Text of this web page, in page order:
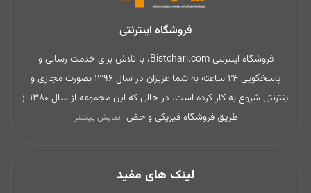
فروشگاه اینترنتی
فروشگاه اینترنتی Bistchari.com، با تلاش برای خدمت رسانی و
پاسخگویی 24 ساعته به شما عزیزان در سال 1396 بصورت مجازی و
اینترنتی شروع به کار کرده است. در حالی که این مجموعه از سال 1380 از
طریق فروشگاه فیزیکی و حض نمایش بیشتر
لینک های مفید